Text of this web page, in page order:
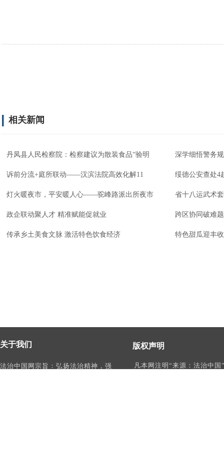
相关新闻
丹凤县人民检察院：检察建议为散装食品“验明 深学细悟警务
诉前分流+庭所联动——汉滨法院高效化解11 绥德公安查处4
灯火暖夜市，平安暖人心——驼峰路派出所夜市 省十八运武术
政企联动聚人才 精准赋能促就业 跨区协同破难
传承乡土美食文脉 激活特色饮食经济 特色甜瓜迎丰
版权声明
凡本网注明“来源：法治中国
关于我们
法治中国网宗旨：弘扬法治精神，强